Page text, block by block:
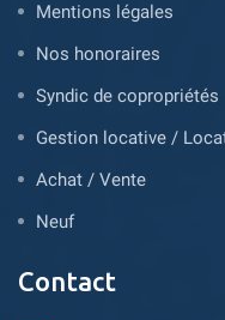
Mentions légales
Nos honoraires
Syndic de copropriétés
Gestion locative /
Achat / Vente
Neuf
Contact